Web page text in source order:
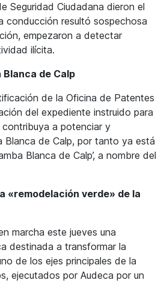
Seguridad Ciudadana dieron el
conducción resultó sospechosa
empezaron a detectar
ilícita.
Blanca de Calp
de la Oficina de Patentes
del expediente instruido para
a potenciar y
Blanca de Calp, por tanto ya está
Blanca de Calp’, a nombre del
«remodelación verde» de la
marcha este jueves una
destinada a transformar la
de los ejes principales de la
ejecutados por Audeca por un